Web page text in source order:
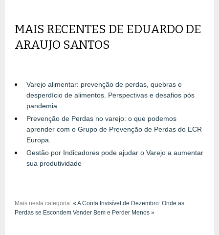
MAIS RECENTES DE EDUARDO DE
ARAUJO SANTOS
Varejo alimentar: prevenção de perdas, quebras e
desperdício de alimentos. Perspectivas e desafios pós
pandemia.
Prevenção de Perdas no varejo: o que podemos
aprender com o Grupo de Prevenção de Perdas do ECR
Europa.
Gestão por Indicadores pode ajudar o Varejo a aumentar
sua produtividade
Mais nesta categoria: « A Conta Invisível de Dezembro: Onde as
Perdas se Escondem Vender Bem e Perder Menos »